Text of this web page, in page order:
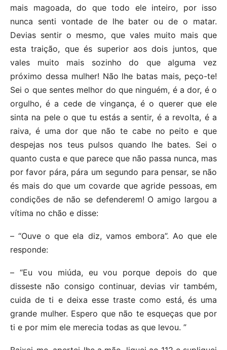
mais magoada, do que todo ele inteiro, por isso
nunca senti vontade de lhe bater ou de o matar.
Devias sentir o mesmo, que vales muito mais que
esta traição, que és superior aos dois juntos, que
vales muito mais sozinho do que alguma vez
próximo dessa mulher! Não lhe batas mais, peço-te!
Sei o que sentes melhor do que ninguém, é a dor, é o
orgulho, é a cede de vingança, é o querer que ele
sinta na pele o que tu estás a sentir, é a revolta, é a
raiva, é uma dor que não te cabe no peito e que
despejas nos teus pulsos quando lhe bates. Sei o
quanto custa e que parece que não passa nunca, mas
por favor pára, pára um segundo para pensar, se não
és mais do que um covarde que agride pessoas, em
condições de não se defenderem! O amigo largou a
vítima no chão e disse:
– “Ouve o que ela diz, vamos embora”. Ao que ele
responde:
– “Eu vou miúda, eu vou porque depois do que
disseste não consigo continuar, devias vir também,
cuida de ti e deixa esse traste como está, és uma
grande mulher. Espero que não te esqueças que por
ti e por mim ele merecia todas as que levou. ”